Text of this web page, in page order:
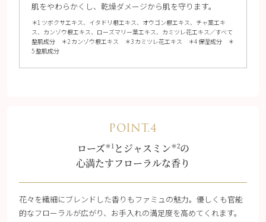
肌をやわらかくし、乾燥ダメージから肌を守ります。
＊1 ツボクサエキス、イタドリ根エキス、オウゴン根エキス、チャ葉エキ
ス、カンゾウ根エキス、ローズマリー葉エキス、カミツレ花エキス／すべて
整肌成分 ＊2 カンゾウ根エキス ＊3 カミツレ花エキス ＊4 保湿成分 ＊
5 整肌成分
POINT.4
ローズ＊1とジャスミン＊2の
心満たすフローラルな香り
花々を繊細にブレンドした香りもファミュの魅力。優しくも官能
的なフローラルが広がり、お手入れの満足度を高めてくれます。